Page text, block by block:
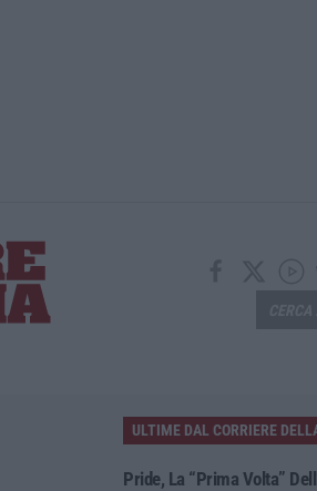
Diamante, ecco l’ordinanza sul divieto
ULTIME DAL CORRIERE
Pride, La “prima Volta”